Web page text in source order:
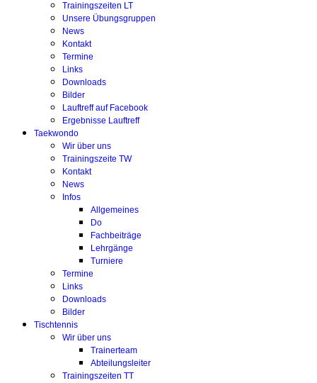
Trainingszeiten LT
Unsere Übungsgruppen
News
Kontakt
Termine
Links
Downloads
Bilder
Lauftreff auf Facebook
Ergebnisse Lauftreff
Taekwondo
Wir über uns
Trainingszeite TW
Kontakt
News
Infos
Allgemeines
Do
Fachbeiträge
Lehrgänge
Turniere
Termine
Links
Downloads
Bilder
Tischtennis
Wir über uns
Trainerteam
Abteilungsleiter
Trainingszeiten TT